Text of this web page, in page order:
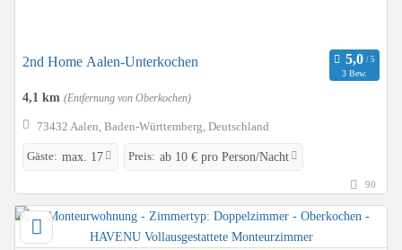
2nd Home Aalen-Unterkochen
3 Bew.
4,1 km (Entfernung von Oberkochen)
73432 Aalen, Baden-Württemberg, Deutschland
Gäste: max. 17 Preis: ab 10 € pro Person/Nacht
90